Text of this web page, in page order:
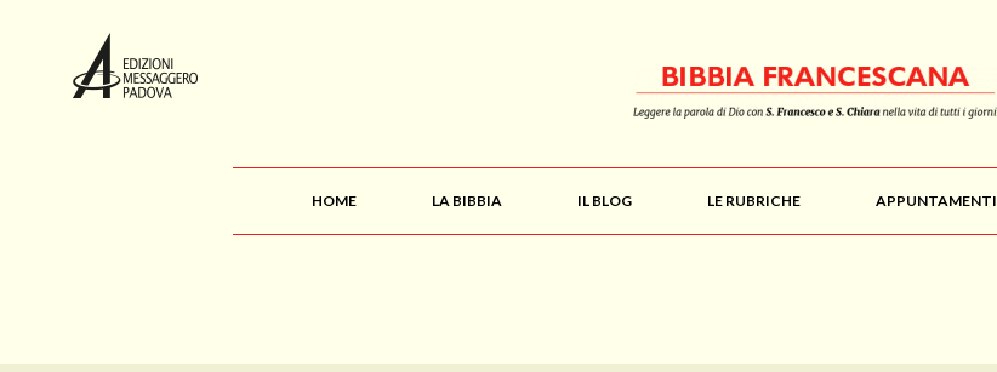
HOME LA BIBBIA IL BLOG LE RUBRICHE APPUNTAMENTI